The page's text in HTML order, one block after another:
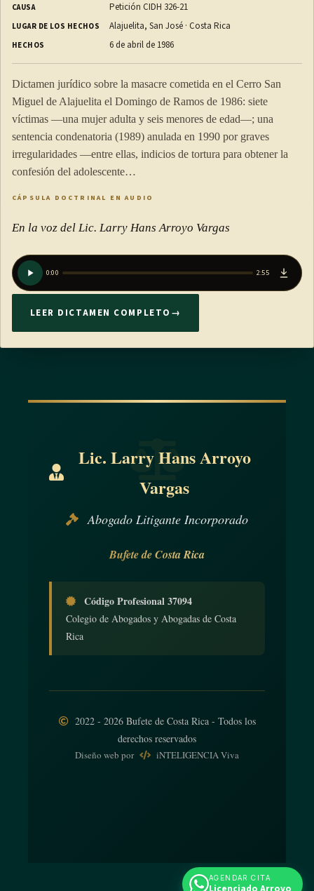
CAUSA Petición CIDH 326-21
LUGAR DE LOS HECHOS Alajuelita, San José · Costa Rica
HECHOS 6 de abril de 1986
Dictamen jurídico sobre la masacre cometida en el Cerro San
Miguel de Alajuelita el Domingo de Ramos de 1986: siete
víctimas —una mujer adulta y seis menores de edad—; una
sentencia condenatoria (1989) anulada en 1990 por graves
irregularidades —entre ellas, indicios de tortura para obtener la
confesión del adolescente…
CÁPSULA DOCTRINAL EN AUDIO
En la voz del Lic. Larry Hans Arroyo Vargas
0:00 2:55
LEER DICTAMEN COMPLETO →
Lic. Larry Hans Arroyo
Vargas
Abogado Litigante Incorporado
Bufete de Costa Rica
Código Profesional 37094
Colegio de Abogados y Abogadas de Costa
Rica
2022 - 2026 Bufete de Costa Rica - Todos los
derechos reservados
Diseño web por iNTELIGENCIA Viva
AGENDAR CITA